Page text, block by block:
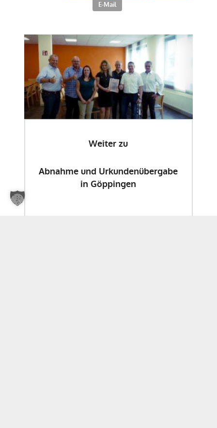
E-Mail
Weiter zu
Abnahme und Urkundenübergabe
in Göppingen